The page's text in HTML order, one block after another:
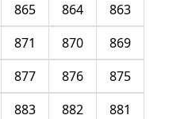
863
864
865
869
870
871
875
876
877
881
882
883